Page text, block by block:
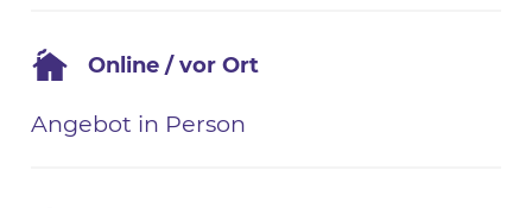
Online / vor Ort
Angebot in Person